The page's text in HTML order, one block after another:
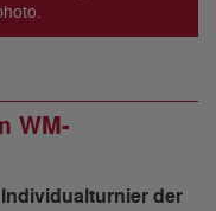
WM-
der